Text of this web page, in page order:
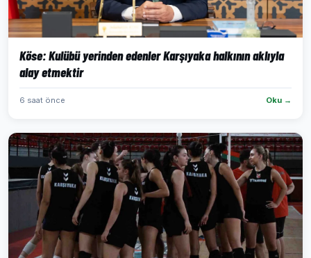
Köse: Kulübü yerinden edenler Karşıyaka halkının aklıyla
alay etmektir
6 saat önce Oku →